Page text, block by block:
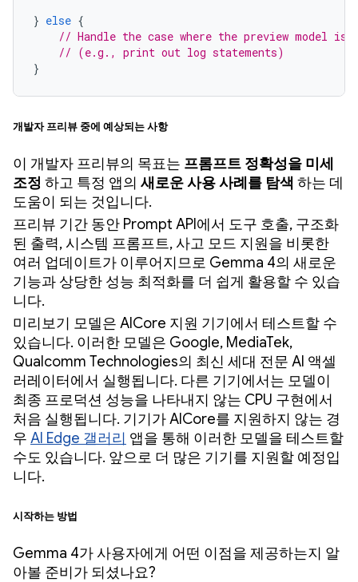
} else {
// Handle the case where the preview model is
// (e.g., print out log statements)
}
개발자 프리뷰 중에 예상되는 사항
이 개발자 프리뷰의 목표는 프롬프트 정확성을 미세
조정 하고 특정 앱의 새로운 사용 사례를 탐색 하는 데
도움이 되는 것입니다.
프리뷰 기간 동안 Prompt API에서 도구 호출, 구조화
된 출력, 시스템 프롬프트, 사고 모드 지원을 비롯한
여러 업데이트가 이루어지므로 Gemma 4의 새로운
기능과 상당한 성능 최적화를 더 쉽게 활용할 수 있습
니다.
미리보기 모델은 AICore 지원 기기에서 테스트할 수
있습니다. 이러한 모델은 Google, MediaTek,
Qualcomm Technologies의 최신 세대 전문 AI 액셀
러레이터에서 실행됩니다. 다른 기기에서는 모델이
최종 프로덕션 성능을 나타내지 않는 CPU 구현에서
처음 실행됩니다. 기기가 AICore를 지원하지 않는 경
우 AI Edge 갤러리 앱을 통해 이러한 모델을 테스트할
수도 있습니다. 앞으로 더 많은 기기를 지원할 예정입
니다.
시작하는 방법
Gemma 4가 사용자에게 어떤 이점을 제공하는지 알
아볼 준비가 되셨나요?